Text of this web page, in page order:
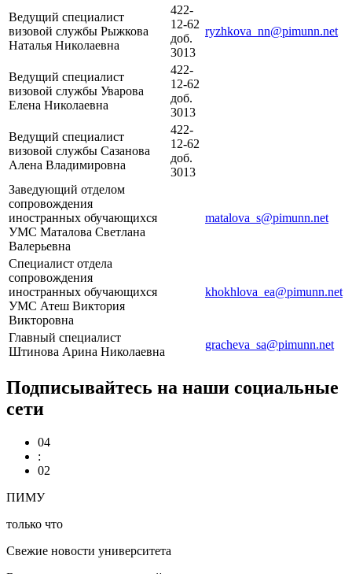
Ведущий специалист
визовой службы Рыжкова
Наталья Николаевна
422-
12-62
доб.
3013
ryzhkova_nn@pimunn.net
Ведущий специалист
визовой службы Уварова
Елена Николаевна
422-
12-62
доб.
3013
Ведущий специалист
визовой службы Сазанова
Алена Владимировна
422-
12-62
доб.
3013
Заведующий отделом
сопровождения
иностранных обучающихся
УМС Маталова Светлана
Валерьевна
matalova_s@pimunn.net
Специалист отдела
сопровождения
иностранных обучающихся
УМС Атеш Виктория
Викторовна
khokhlova_ea@pimunn.net
Главный специалист
Штинова Арина Николаевна
gracheva_sa@pimunn.net
Подписывайтесь на наши социальные
сети
04
:
02
ПИМУ
только что
Свежие новости университета